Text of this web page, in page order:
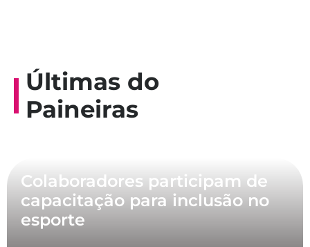
Últimas do
Paineiras
Colaboradores participam de
capacitação para inclusão no
esporte